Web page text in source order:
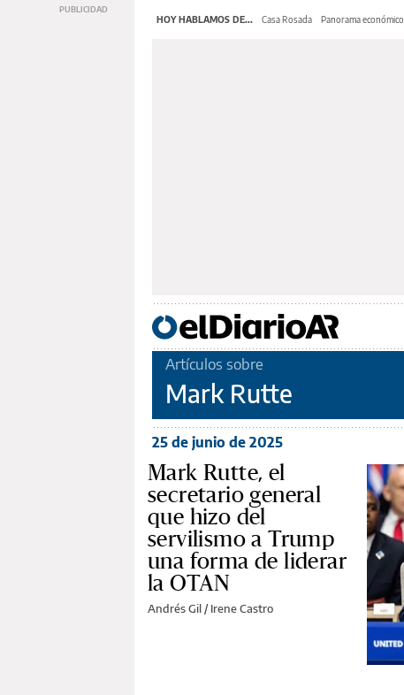
HOY HABLAMOS DE... Casa Rosada Panorama económico
Artículos sobre
Mark Rutte
25 de junio de 2025
Mark Rutte, el
secretario general
que hizo del
servilismo a Trump
una forma de liderar
la OTAN
Andrés Gil / Irene Castro